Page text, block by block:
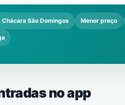
São Domingos Menor preço
no app